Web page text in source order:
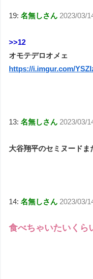
19:名無しさん 2023/03/
>>12
オモテデロオメェ
https://i.imgur.com/
13:名無しさん 2023/03/
大谷翔平のセミヌードま
14:名無しさん 2023/03/
食べちゃいたいくら